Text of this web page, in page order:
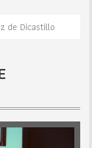
de Dicastillo